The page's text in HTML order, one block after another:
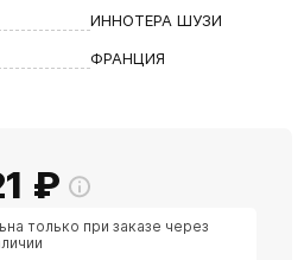
ИННОТЕРА ШУЗИ
ФРАНЦИЯ
₽
только при заказе через